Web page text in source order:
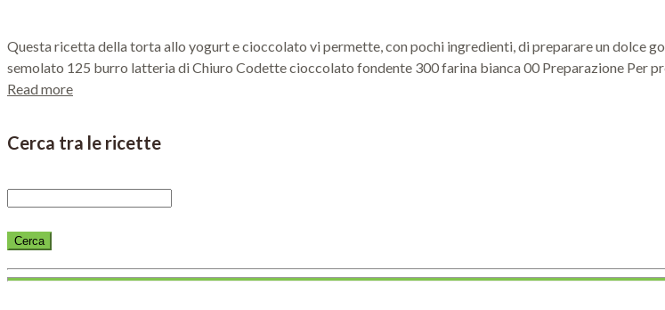
Questa ricetta della torta allo yogurt e cioccolato vi permette, con pochi ingredienti, di preparare un dolce
semolato 125 burro latteria di Chiuro Codette cioccolato fondente 300 farina bianca 00 Preparazione Per
Read more
Cerca tra le ricette